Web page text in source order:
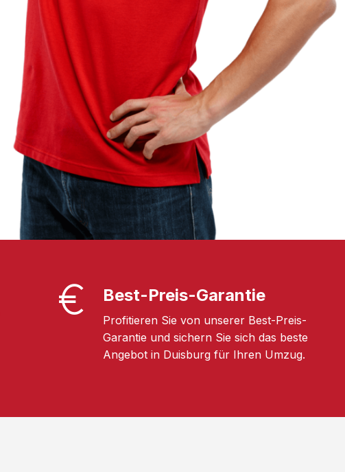
Best-Preis-Garantie
Profitieren Sie von unserer Best-Preis-
Garantie und sichern Sie sich das beste
Angebot in Duisburg für Ihren Umzug.